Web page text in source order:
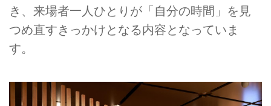
き、来場者一人ひとりが「自分の時間」を見
つめ直すきっかけとなる内容となっていま
す。